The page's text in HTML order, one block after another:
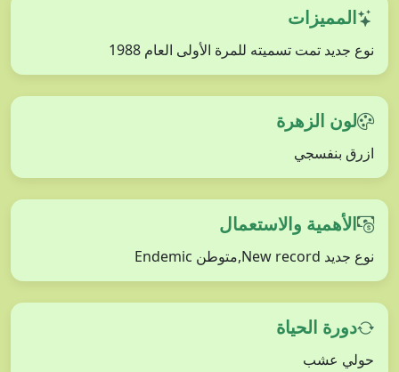
المميزات
نوع جديد تمت تسميته للمرة الأولى العام 1988
لون الزهرة
ازرق بنفسجي
الأهمية والاستعمال
نوع جديد New record,متوطن Endemic
دورة الحياة
حولي عشب